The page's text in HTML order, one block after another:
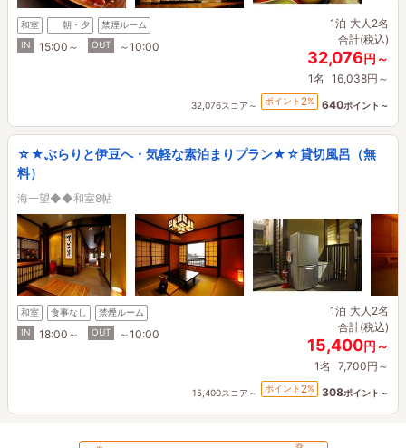
和室 朝・夕
禁煙ルーム
IN
15:00～ OUT ～10:00
1泊 大人2名
合計(税込)
32,076円～
1名 16,038円～
32,076スコア～ ポイント 2% 640ポイント～
☆★ぶらりと伊豆へ・気軽な素泊まりプラン★☆貸切風呂（無
料）
海一望◆◆和室8帖
和室 食事なし
禁煙ルーム
IN
18:00～ OUT ～10:00
1泊 大人2名
合計(税込)
15,400円～
1名 7,700円～
15,400スコア～ ポイント 2% 308ポイント～